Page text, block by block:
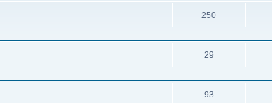
250
29
93